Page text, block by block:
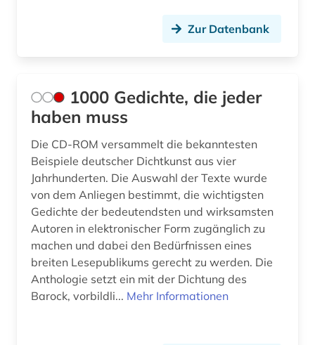
biowissenschaften (1)
bisexualität (1)
blekinge (1)
boetticher (1)
bohuslän (2)
boie (1)
Zur Datenbank
1000 Gedichte, die jeder
haben muss
Die CD-ROM versammelt die bekanntesten
Beispiele deutscher Dichtkunst aus vier
Jahrhunderten. Die Auswahl der Texte wurde
von dem Anliegen bestimmt, die wichtigsten
Gedichte der bedeutendsten und wirksamsten
Autoren in elektronischer Form zugänglich zu
machen und dabei den Bedürfnissen eines
breiten Lesepublikums gerecht zu werden. Die
Anthologie setzt ein mit der Dichtung des
Barock, vorbildli... Mehr Informationen